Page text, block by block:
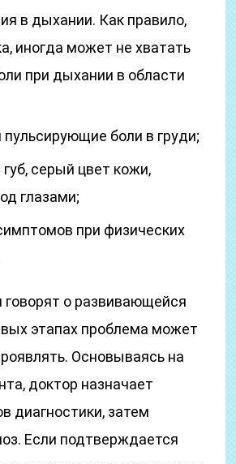
в дыхании. Как правило,
иногда может не хватать
при дыхании в области
боли в груди;
серый цвет кожи,
глазами;
при физических
говорят о развивающейся
этапах проблема может
Основываясь на
доктор назначает
диагностики, затем
Если подтверждается